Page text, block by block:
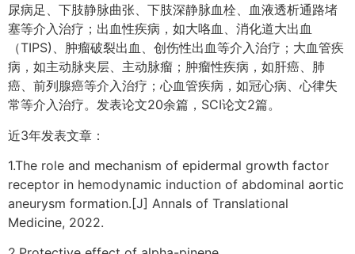
尿病足、下肢静脉曲张、下肢深静脉血栓、血液透析通路堵
塞等介入治疗；出血性疾病，如大咯血、消化道大出血
（TIPS)、肿瘤破裂出血、创伤性出血等介入治疗；大血管疾
病，如主动脉夹层、主动脉瘤；肿瘤性疾病，如肝癌、肺
癌、前列腺癌等介入治疗；心血管疾病，如冠心病、心律失
常等介入治疗。发表论文20余篇，SCI论文2篇。
近3年发表文章：
1.The role and mechanism of epidermal growth factor
receptor in hemodynamic induction of abdominal aortic
aneurysm formation.[J] Annals of Translational
Medicine, 2022.